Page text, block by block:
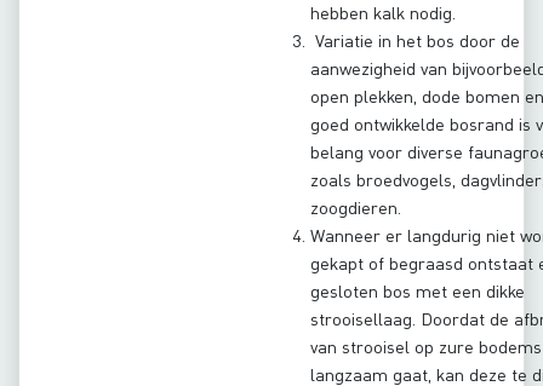
hebben kalk nodig.
Variatie in het bos door de
aanwezigheid van
open plekken, dode bomen
goed ontwikkelde bosrand is
belang voor diverse
zoals broedvogels,
zoogdieren.
Wanneer er langdurig niet
gekapt of begraasd ontstaat
gesloten bos met een dikke
strooisellaag. Doordat de
van strooisel op zure bodems
langzaam gaat, kan deze te